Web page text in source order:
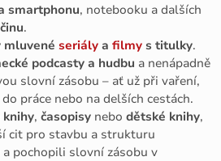
smartphonu, notebooku a dalších
.
mluvené seriály a filmy s titulky.
podcasty a hudbu a nenápadně
slovní zásobu – ať už při vaření,
práce nebo na delších cestách.
knihy, časopisy nebo dětské knihy,
cit pro stavbu a strukturu
a pochopili slovní zásobu v